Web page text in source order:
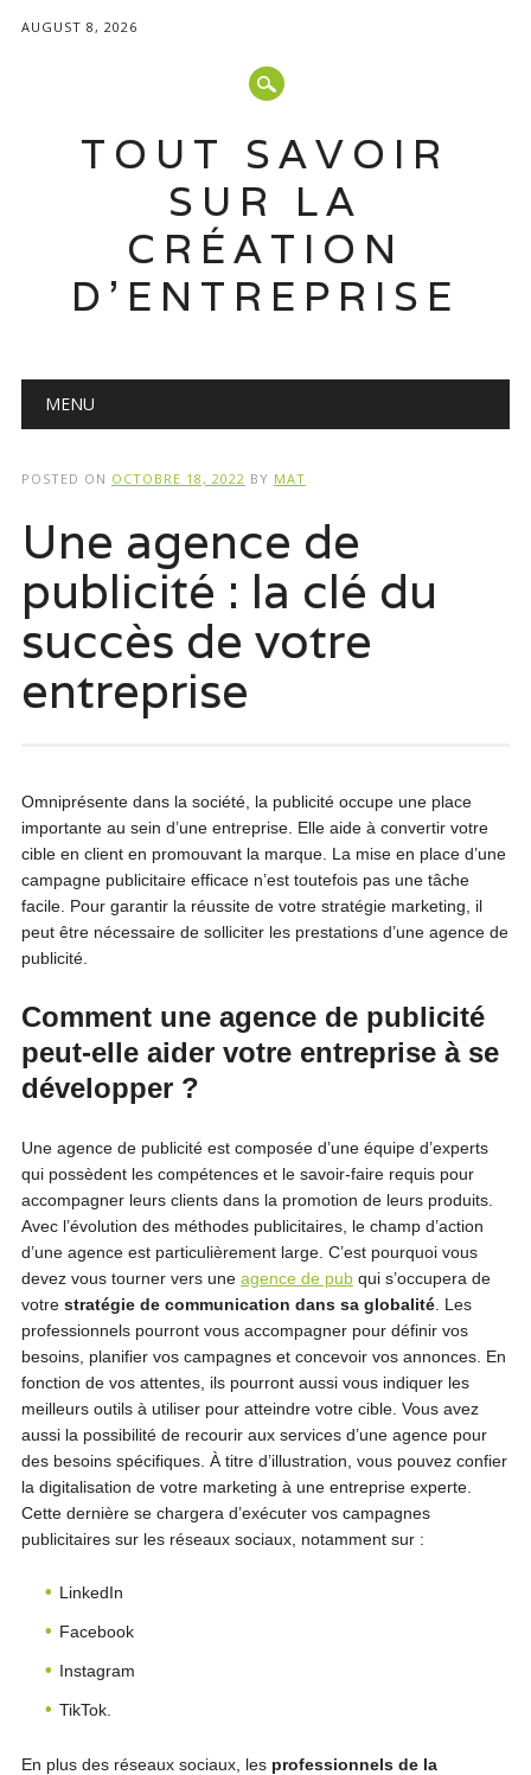
AUGUST 8, 2026
TOUT SAVOIR
SUR LA
CRÉATION
D'ENTREPRISE
Main menu
MENU
POSTED ON OCTOBRE 18, 2022 BY MAT
Une agence de
publicité : la clé du
succès de votre
entreprise
Omniprésente dans la société, la publicité occupe une place
importante au sein d’une entreprise. Elle aide à convertir votre
cible en client en promouvant la marque. La mise en place d’une
campagne publicitaire efficace n’est toutefois pas une tâche
facile. Pour garantir la réussite de votre stratégie marketing, il
peut être nécessaire de solliciter les prestations d’une agence de
publicité.
Comment une agence de publicité
peut-elle aider votre entreprise à se
développer ?
Une agence de publicité est composée d’une équipe d’experts
qui possèdent les compétences et le savoir-faire requis pour
accompagner leurs clients dans la promotion de leurs produits.
Avec l’évolution des méthodes publicitaires, le champ d’action
d’une agence est particulièrement large. C’est pourquoi vous
devez vous tourner vers une agence de pubqui s’occupera de
votrestratégie de communication dans sa globalité. Les
professionnels pourront vous accompagner pour définir vos
besoins, planifier vos campagnes et concevoir vos annonces. En
fonction de vos attentes, ils pourront aussi vous indiquer les
meilleurs outils à utiliser pour atteindre votre cible. Vous avez
aussi la possibilité de recourir aux services d’une agence pour
des besoins spécifiques. À titre d’illustration, vous pouvez confier
la digitalisation de votre marketing à une entreprise experte.
Cette dernière se chargera d’exécuter vos campagnes
publicitaires sur les réseaux sociaux, notamment sur :
LinkedIn
Facebook
Instagram
TikTok.
En plus des réseaux sociaux, les professionnels de la